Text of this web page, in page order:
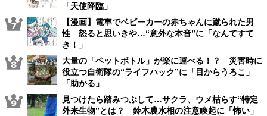
「天使降臨」
【漫画】電車でベビーカーの赤ちゃんに蹴られた男
性 怒ると思いきや…“意外な本音”に「なんてすて
き！」
大量の「ペットボトル」が楽に運べる！？ 災害時に
役立つ自衛隊の“ライフハック”に「目からうろこ」
「助かる」
見つけたら踏みつぶして…サクラ、ウメ枯らす“特定
外来生物”とは？ 鈴木農水相の注意喚起に「怖い」